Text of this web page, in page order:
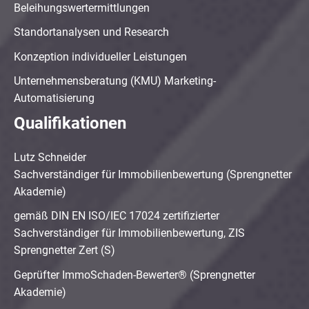
Beleihungswertermittlungen
Standortanalysen und Research
Konzeption individueller Leistungen
Unternehmensberatung (KMU) Marketing-
Automatisierung
Qualifikationen
Lutz Schneider
Sachverständiger für Immobilienbewertung (Sprengnetter
Akademie)
gemäß DIN EN ISO/IEC 17024 zertifizierter
Sachverständiger für Immobilienbewertung, ZIS
Sprengnetter Zert (S)
Geprüfter ImmoSchaden-Bewerter® (Sprengnetter
Akademie)